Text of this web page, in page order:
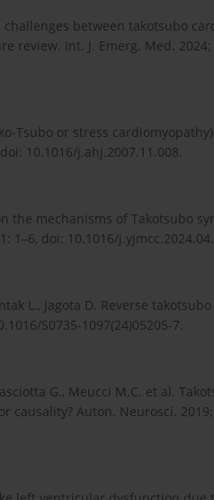
between takotsubo
Int. J. Emerg. Med. 2024;
Tsubo or stress
10.1016/j.ahj.2007.11.008.
the mechanisms of Takotsubo
1–6, doi: 10.1016/
L., Jagota D. Reverse
S0735-1097(24)05205-7.
G., Meucci M.C. et al.
Auton. Neurosci. 2019;